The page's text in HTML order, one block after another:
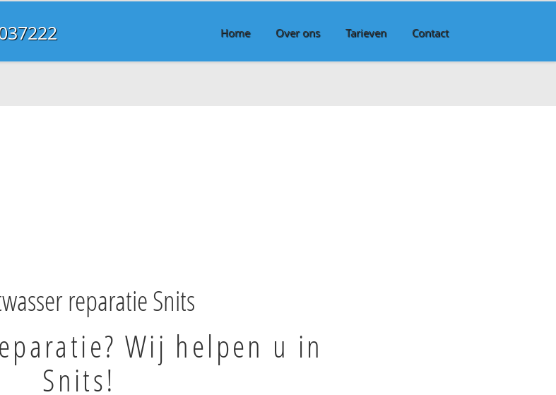
Home Over ons Tarieven Contact
reparatie Snits
Wij helpen u in
Snits!